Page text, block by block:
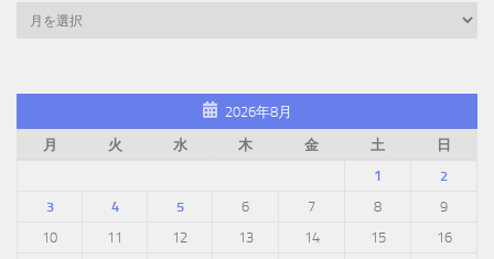
2026年8月
月
火 水 木 金 土
日
1
2
3
4 5 6 7 8
9
10
11 12 13 14 15
16